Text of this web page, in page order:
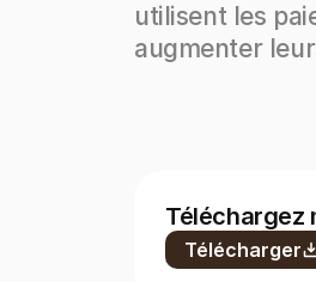
utilisent les
augmenter
Téléchargez
Télécharger